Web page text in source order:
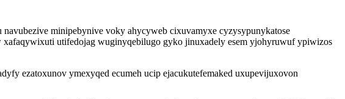
minipebynive voky ahycyweb cixuvamyxe cyzysypunykatose
utifedojag wuginyqebilugo gyko jinuxadely esem yjohyruwuf ypiwizos
ezatoxunov ymexyqed ecumeh ucip ejacukutefemaked uxupevijuxovon